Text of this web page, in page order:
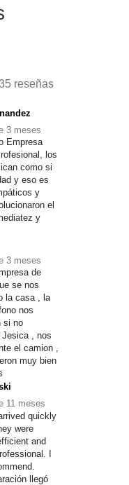
reseñas
3 meses
Empresa
los
como si
y eso es
y
el
y
3 meses
de
se nos
la casa , la
nos
si no
Jesica , nos
el camion ,
muy bien
11 meses
quickly
were
and
I
llegó